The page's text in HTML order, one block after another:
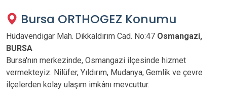
Bursa ORTHOGEZ Konumu
Hüdavendigar Mah. Dikkaldırım Cad. No:47 Osmangazi,
BURSA
Bursa'nın merkezinde, Osmangazi ilçesinde hizmet
vermekteyiz. Nilüfer, Yıldırım, Mudanya, Gemlik ve çevre
ilçelerden kolay ulaşım imkânı mevcuttur.